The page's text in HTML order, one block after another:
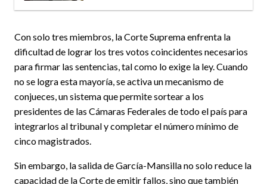
Con solo tres miembros, la Corte Suprema enfrenta la
dificultad de lograr los tres votos coincidentes necesarios
para firmar las sentencias, tal como lo exige la ley. Cuando
no se logra esta mayoría, se activa un mecanismo de
conjueces, un sistema que permite sortear a los
presidentes de las Cámaras Federales de todo el país para
integrarlos al tribunal y completar el número mínimo de
cinco magistrados.
Sin embargo, la salida de García-Mansilla no solo reduce la
capacidad de la Corte de emitir fallos, sino que también